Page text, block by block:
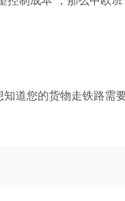
道您的货物走铁路需